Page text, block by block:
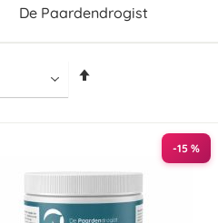
De Paardendrogist
-15 %